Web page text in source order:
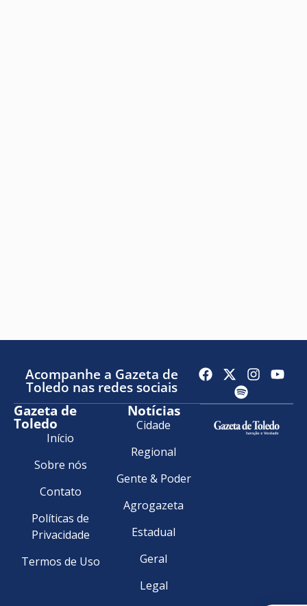
Acompanhe a Gazeta de
Toledo nas redes sociais
Gazeta de
Toledo
Início
Sobre nós
Contato
Políticas de
Privacidade
Termos de Uso
Notícias
Cidade
Regional
Gente & Poder
Agrogazeta
Estadual
Geral
Legal